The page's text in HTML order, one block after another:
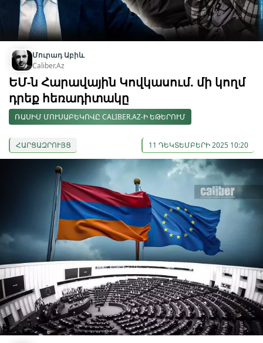
Մուրադ Աբիև
Caliber.Az
ԵՄ-ն Հարավային Կովկասում. մի կողմ
դրեք հեռադիտակը
ՌԱՍԻՄ ՄՈՒՍԱԲԵԿՈՎԸ CALIBER.AZ-Ի ԵԹԵՐՈՒՄ
ՀԱՐՑԱԶՐՈՒՅՑ 11 ԴԵԿՏԵՄԲԵՐԻ 2025 10:20